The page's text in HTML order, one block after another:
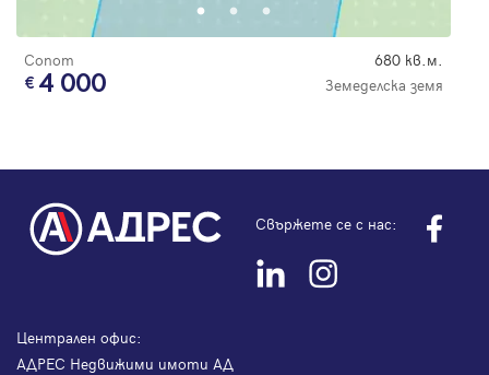
Сопот 680 кв.м.
4 000 Земеделска земя
Свържете се с нас:
Централен офис:
АДРЕС Недвижими имоти АД